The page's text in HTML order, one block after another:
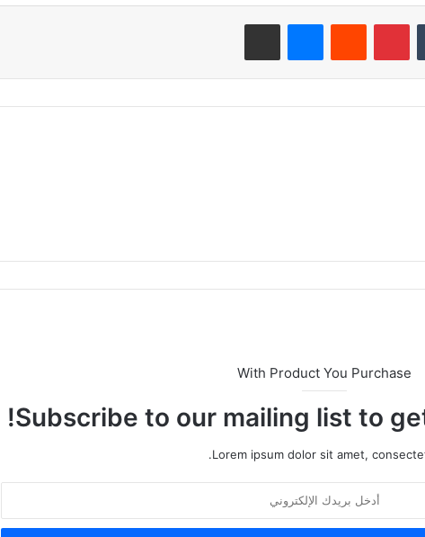
بينتيريست
With Product You Purchase
Subscribe to our mailing list to
Lorem ipsum dolor sit amet,